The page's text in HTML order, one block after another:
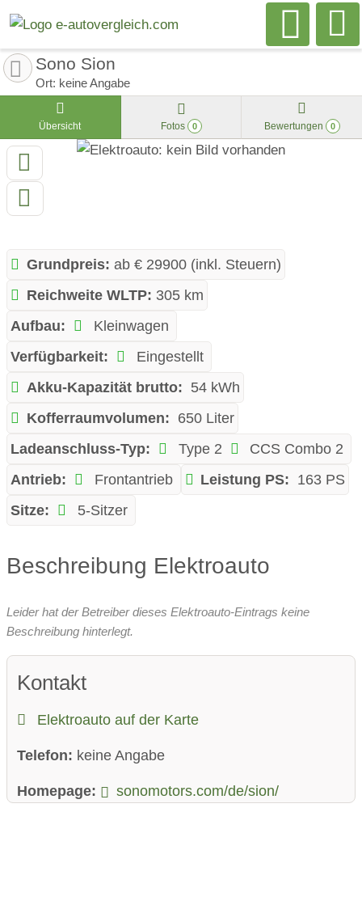
Sono Sion
Ort: keine Angabe
Übersicht Fotos 0 Bewertungen 0
Grundpreis: ab € 29900 (inkl. Steuern)
Reichweite WLTP: 305 km
Aufbau:
Kleinwagen
Verfügbarkeit:
Eingestellt
Akku-Kapazität brutto: 54 kWh
Kofferraumvolumen: 650 Liter
Ladeanschluss-Typ:
Type 2
CCS Combo 2
Antrieb:
Frontantrieb Leistung PS: 163 PS
Sitze:
5-Sitzer
Beschreibung Elektroauto
Leider hat der Betreiber dieses Elektroauto-Eintrags keine
Beschreibung hinterlegt.
Kontakt
Elektroauto auf der Karte
Telefon: keine Angabe
Homepage: sonomotors.com/de/sion/